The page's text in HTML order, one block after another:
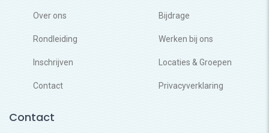
Over ons Bijdrage
Rondleiding Werken bij ons
Inschrijven Locaties & Groepen
Contact Privacyverklaring
Contact